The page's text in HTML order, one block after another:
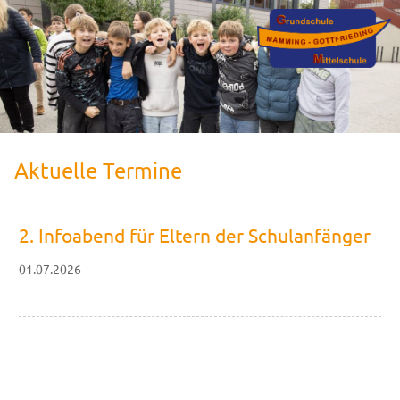
Aktuelle Termine
2. Infoabend für Eltern der Schulanfänger
01.07.2026